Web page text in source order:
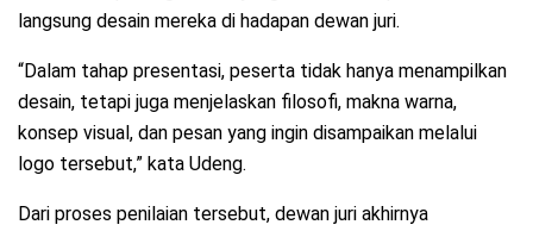
langsung desain mereka di hadapan dewan juri.
“Dalam tahap presentasi, peserta tidak hanya menampilkan
desain, tetapi juga menjelaskan filosofi, makna warna,
konsep visual, dan pesan yang ingin disampaikan melalui
logo tersebut,” kata Udeng.
Dari proses penilaian tersebut, dewan juri akhirnya